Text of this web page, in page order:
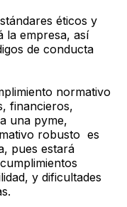
éticos y
la empresa, así
de conducta
normativo
financieros,
una pyme,
robusto es
pues estará
y dificultades